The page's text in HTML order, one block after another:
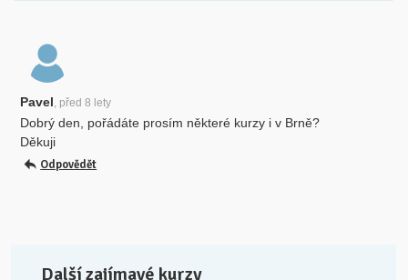
Pavel, před 8 lety
Dobrý den, pořádáte prosím některé kurzy i v Brně?
Děkuji
Odpovědět
Další zajímavé kurzy